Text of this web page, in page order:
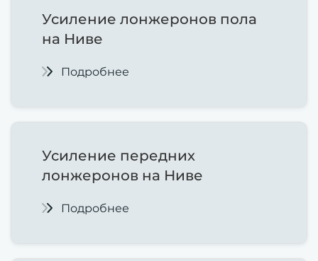
Усиление лонжеронов пола
на Ниве
Подробнее
Усиление передних
лонжеронов на Ниве
Подробнее